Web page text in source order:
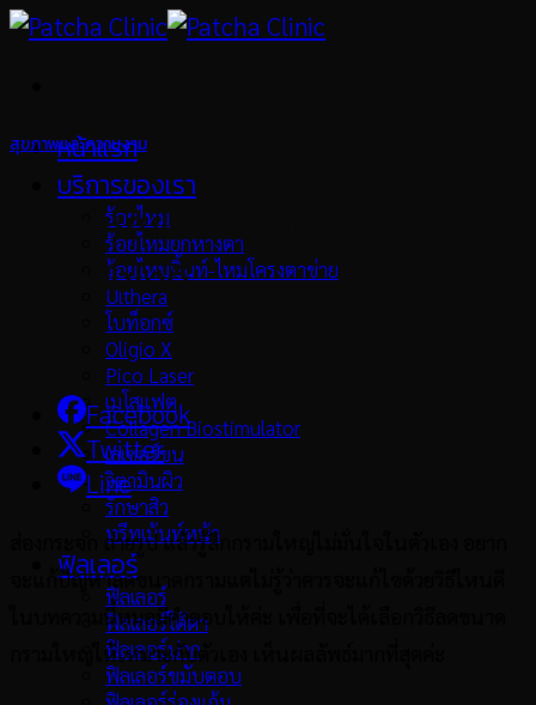
Skip
หน้าแรก
บริการของเรา
ร้อยไหม
ร้อยไหมยกหางตา
ร้อยไหมมิ้นท์-ไหมโครงตาข่าย
Ulthera
โบท็อกซ์
Oligio X
Pico Laser
เมโสแฟต
Collagen Biostimulator
เลเซอร์ขน
วิตามินผิว
รักษาสิว
ทรีทเม้นท์หน้า
ฟิลเลอร์
ฟิลเลอร์
ฟิลเลอร์ใต้ตา
ฟิลเลอร์ปาก
ฟิลเลอร์ขมับตอบ
สุขภาพและความงาม
กรามใหญ่เกิดจากอะไร ลดขนาด
กรามยังไงดี
Facebook
Twitter
Line
ส่องกระจก ถ่ายรูป แล้วรู้สึกกรามใหญ่ไม่มั่นใจในตัวเอง อยาก
จะแก้ปัญหาลดขนาดกรามแต่ไม่รู้ว่าควรจะแก้ไขด้วยวิธีไหนดี
ในบทความนี้หมอมีคำตอบให้ค่ะ เพื่อที่จะได้เลือกวิธีลดขนาด
กรามใหญ่ให้เหมาะกับตัวเอง เห็นผลลัพธ์มากที่สุดค่ะ